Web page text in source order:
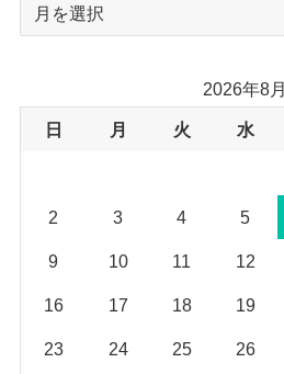
ブ
2026年8月
日 月 火 水
2 3 4 5
9 10 11 12
16 17 18 19
23 24 25 26